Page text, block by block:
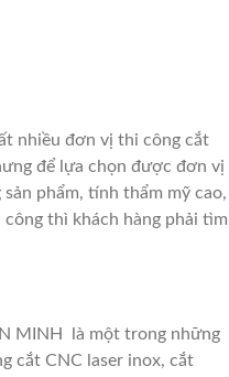
nhiều đơn vị thi công cắt
để lựa chọn được đơn vị
phẩm, tính thẩm mỹ cao,
thì khách hàng phải tìm
MINH là một trong những
cắt CNC laser inox, cắt